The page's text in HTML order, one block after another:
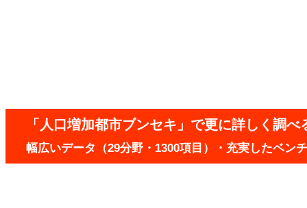
「人口増加都市ブンセキ」で更に詳しく調べ
幅広いデータ（29分野・1300項目）・充実したベン